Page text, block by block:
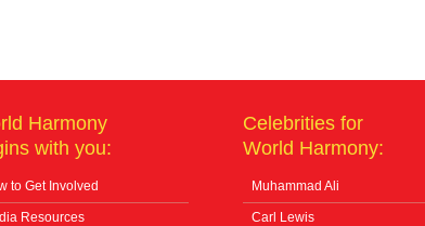
Harmony
with you:
to Get Involved
Resources
Celebrities for
World Harmony:
Muhammad Ali
Carl Lewis